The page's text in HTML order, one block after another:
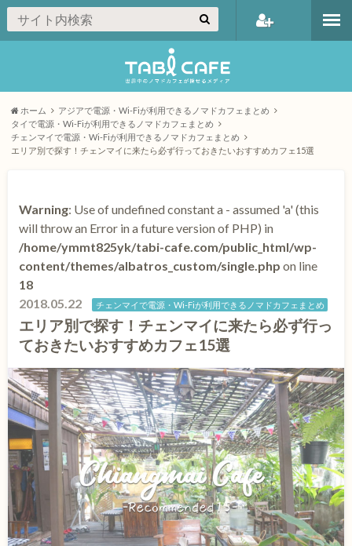
ホーム
アジアで電源・Wi-Fiが利用できるノマドカフェまとめ
タイで電源・Wi-Fiが利用できるノマドカフェまとめ
チェンマイで電源・Wi-Fiが利用できるノマドカフェまとめ
エリア別で探す！チェンマイに来たら必ず行っておきたいおすすめカフェ15選
Warning: Use of undefined constant a - assumed 'a' (this
will throw an Error in a future version of PHP) in
/home/ymmt825yk/tabi-cafe.com/public_html/wp-
content/themes/albatros_custom/single.php on line
18
2018.05.22
チェンマイで電源・Wi-Fiが利用できるノマドカフェまとめ
エリア別で探す！チェンマイに来たら必ず行っ
ておきたいおすすめカフェ15選